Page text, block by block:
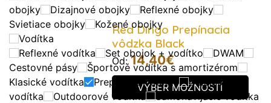
obojky
Dizajnové obojky
Reflexné obojky
Svietiace obojky
Kožené obojky
Vodítka
Reflexné vodítka
Set obojok + vodítko
DWAM
Cestovné pásy
Športové vodítka s amortizérom
Klasické vodítka
Prepínacie vodítka
Dizajnové
vodítka
Outdoorové vodítka
Samonavíjacie vodítka
Red Dingo Prepínacia
vôdzka Black
Od:14,40€
VÝBER MOŽNOSTÍ